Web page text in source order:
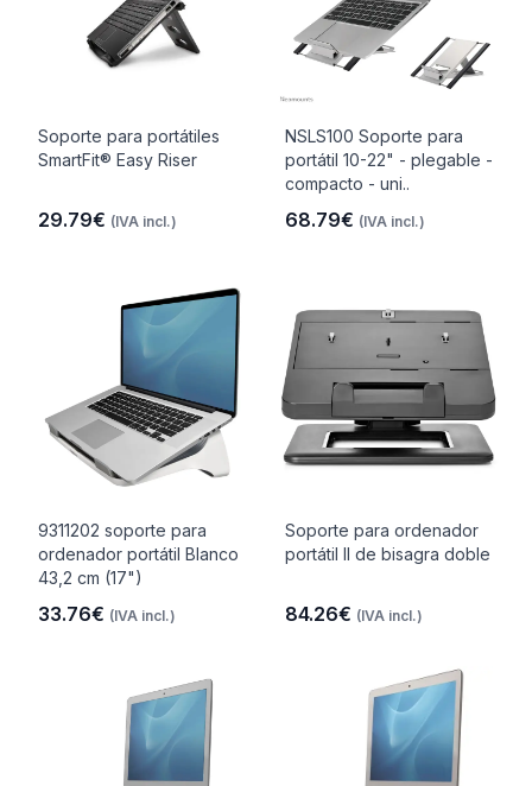
Soporte para portátiles
SmartFit® Easy Riser
29.79€ (IVA incl.)
NSLS100 Soporte para
portátil 10-22" - plegable -
compacto - uni..
68.79€ (IVA incl.)
9311202 soporte para
ordenador portátil Blanco
43,2 cm (17")
33.76€ (IVA incl.)
Soporte para ordenador
portátil II de bisagra doble
84.26€ (IVA incl.)